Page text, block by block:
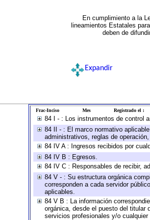
En cumplimiento a la
lineamientos Estatales
deben de
Expandir
Frac-Inciso Mes Registrado el :
84 I - : Los instrumentos de control
84 II - : El marco normativo
administrativos, reglas de
84 IV A : Ingresos recibidos por
84 IV B : Egresos.
84 IV C : Responsables de recibir,
84 V - : Su estructura orgánica
corresponden a cada servidor
aplicables.
84 V B : La información
orgánica, desde el puesto del titular
servicios profesionales y/o